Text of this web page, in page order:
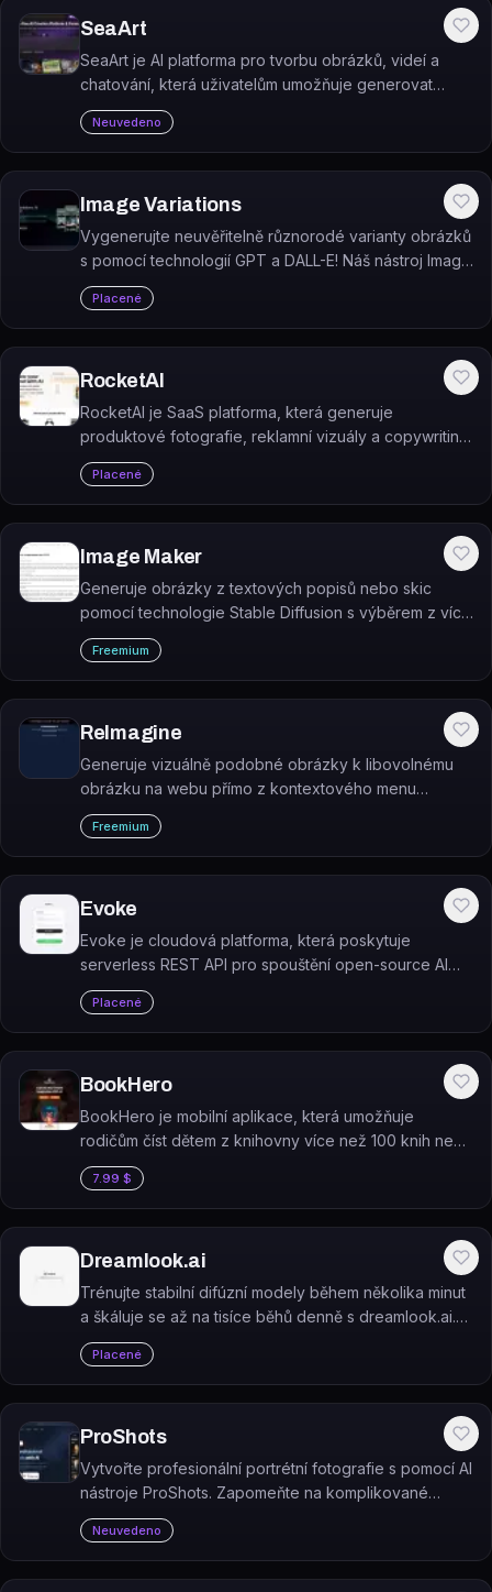
SeaArt
SeaArt je AI platforma pro tvorbu obrázků, videí a
chatování, která uživatelům umožňuje generovat
vizuální obsah pomocí umělé inteligence.
Neuvedeno
Image Variations
Vygenerujte neuvěřitelně různorodé varianty obrázků
s pomocí technologií GPT a DALL-E! Náš nástroj Image
Variations vám umožní vytvořit jedinečné a originální
vizuální obsah, který okouzlí vaše…
Placené
RocketAI
RocketAI je SaaS platforma, která generuje
produktové fotografie, reklamní vizuály a copywriting
přesně odpovídající stylu e-commerce značky.
Placené
Image Maker
Generuje obrázky z textových popisů nebo skic
pomocí technologie Stable Diffusion s výběrem z více
než 1000 uměleckých stylů.
Freemium
ReImagine
Generuje vizuálně podobné obrázky k libovolnému
obrázku na webu přímo z kontextového menu
prohlížeče Chrome.
Freemium
Evoke
Evoke je cloudová platforma, která poskytuje
serverless REST API pro spouštění open-source AI
modelů bez nutnosti vlastní GPU infrastruktury.
Placené
BookHero
BookHero je mobilní aplikace, která umožňuje
rodičům číst dětem z knihovny více než 100 knih nebo
vytvořit vlastní personalizovanou knihu pomocí AI za
méně než 60 sekund.
7.99 $
Dreamlook.ai
Trénujte stabilní difúzní modely během několika minut
a škáluje se až na tisíce běhů denně s dreamlook.ai.
Můžete trénovat například 1200 kroků za 3 minuty
nebo 10000 kroků za 15 minut.
Placené
ProShots
Vytvořte profesionální portrétní fotografie s pomocí AI
nástroje ProShots. Zapomeňte na komplikované
postprodukční úpravy, tento inteligentní software
udělá veškerou práci za vás.
Neuvedeno